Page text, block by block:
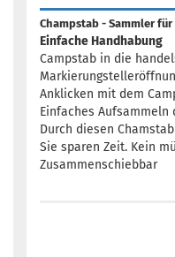
Champstab - Sammler
Einfache Handhabung
Campstab in die
Anklicken mit dem
Einfaches Aufsammeln
Durch diesen
Sie sparen Zeit. Kein
Zusammenschiebbar